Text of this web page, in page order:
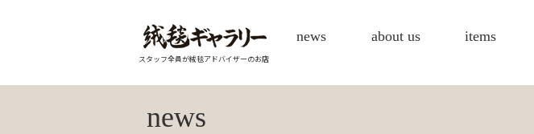
スタッフ全員が絨毯アドバイザーのお店
news about us items
news